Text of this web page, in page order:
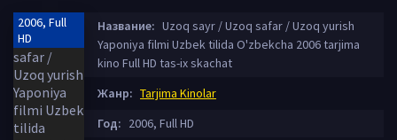
2006, Full
HD
Название: Uzoq sayr / Uzoq safar / Uzoq yurish
Yaponiya filmi Uzbek tilida O'zbekcha 2006 tarjima
kino Full HD tas-ix skachat
Жанр: Tarjima Kinolar
Год: 2006, Full HD